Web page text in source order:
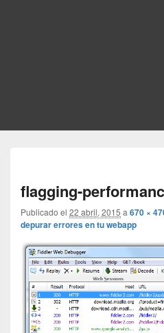
flagging-
Publicado el 22 abril, 2015 a 670 ×
depurar errores en tu webapp